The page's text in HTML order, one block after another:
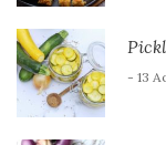
- 13